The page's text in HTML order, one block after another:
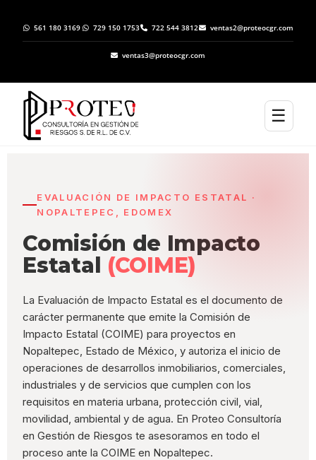
561 180 3169 729 150 1753 722 544 3812 ventas2@proteocgr.com
ventas3@proteocgr.com
☰
EVALUACIÓN DE IMPACTO ESTATAL ·
NOPALTEPEC, EDOMEX
Comisión de Impacto
Estatal (COIME)
La Evaluación de Impacto Estatal es el documento de
carácter permanente que emite la Comisión de
Impacto Estatal (COIME) para proyectos en
Nopaltepec, Estado de México, y autoriza el inicio de
operaciones de desarrollos inmobiliarios, comerciales,
industriales y de servicios que cumplen con los
requisitos en materia urbana, protección civil, vial,
movilidad, ambiental y de agua. En Proteo Consultoría
en Gestión de Riesgos te asesoramos en todo el
proceso ante la COIME en Nopaltepec.